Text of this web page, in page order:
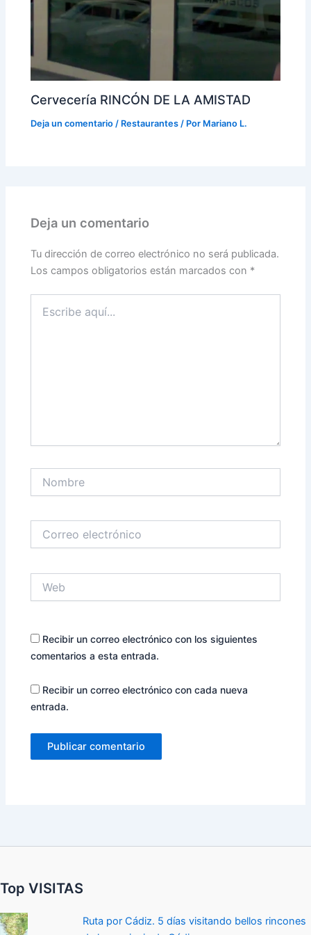
Cervecería RINCÓN DE LA AMISTAD
Deja un comentario / Restaurantes / Por Mariano L.
Deja un comentario
Tu dirección de correo electrónico no será publicada.
Los campos obligatorios están marcados con *
aquí...
electrónico
Recibir un correo electrónico con los siguientes
comentarios a esta entrada.
Recibir un correo electrónico con cada nueva
entrada.
Top VISITAS
Ruta por Cádiz. 5 días visitando bellos rincones